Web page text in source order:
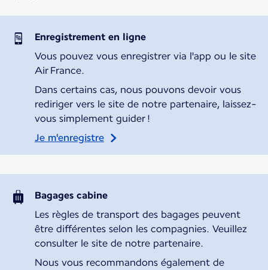
Enregistrement en ligne
Vous pouvez vous enregistrer via l'app ou le site
Air France.
Dans certains cas, nous pouvons devoir vous
rediriger vers le site de notre partenaire, laissez-
vous simplement guider !
Je m'enregistre
Bagages cabine
Les règles de transport des bagages peuvent
être différentes selon les compagnies. Veuillez
consulter le site de notre partenaire.
Nous vous recommandons également de